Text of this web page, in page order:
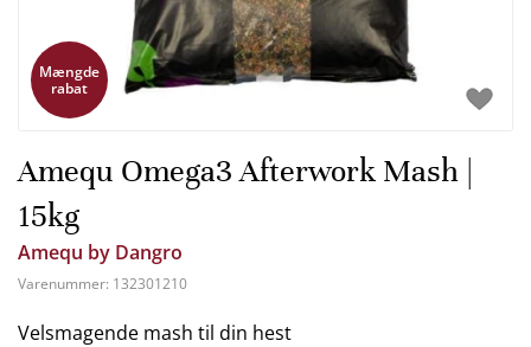
Mængde
rabat
Amequ Omega3 Afterwork Mash |
15kg
Amequ by Dangro
Varenummer: 132301210
Velsmagende mash til din hest